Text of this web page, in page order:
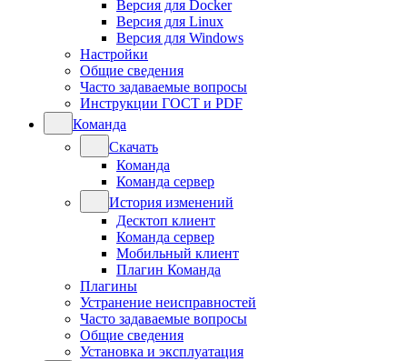
Версия для Docker
Версия для Linux
Версия для Windows
Настройки
Общие сведения
Часто задаваемые вопросы
Инструкции ГОСТ и PDF
Команда
Скачать
Команда
Команда сервер
История изменений
Десктоп клиент
Команда сервер
Мобильный клиент
Плагин Команда
Плагины
Устранение неисправностей
Часто задаваемые вопросы
Общие сведения
Установка и эксплуатация